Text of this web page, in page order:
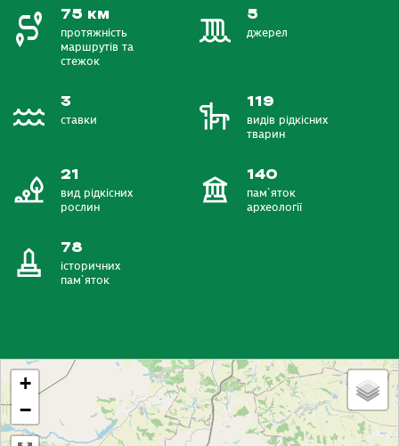
75 км
протяжність
маршрутів та
стежок
5
джерел
3
ставки
119
видів рідкісних
тварин
21
вид рідкісних
рослин
140
пам`яток
археології
78
історичних
пам`яток
+
−